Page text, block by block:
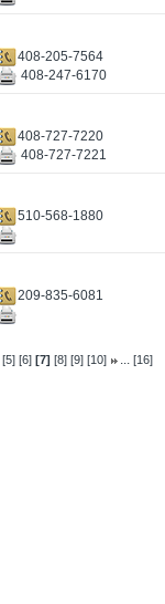
408-205-7564
408-247-6170
408-727-7220
408-727-7221
510-568-1880
209-835-6081
[5] [6] [7] [8] [9] [10] ...[16]